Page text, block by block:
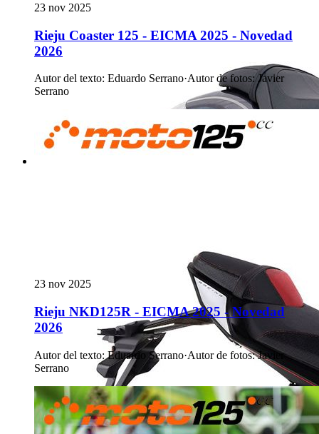
23 nov 2025
Rieju Coaster 125 - EICMA 2025 - Novedad
2026
Autor del texto: Eduardo Serrano·Autor de fotos: Javier
Serrano
23 nov 2025
Rieju NKD125R - EICMA 2025 - Novedad
2026
Autor del texto: Eduardo Serrano·Autor de fotos: Javier
Serrano